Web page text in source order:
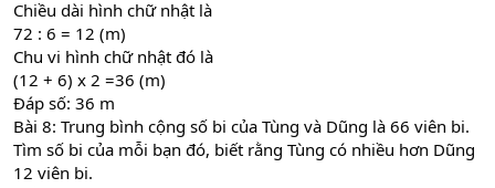
Chiều dài hình chữ nhật là
72 : 6 = 12 (m)
Chu vi hình chữ nhật đó là
(12 + 6) x 2 =36 (m)
Đáp số: 36 m
Bài 8: Trung bình cộng số bi của Tùng và Dũng là 66 viên bi.
Tìm số bi của mỗi bạn đó, biết rằng Tùng có nhiều hơn Dũng
12 viên bi.